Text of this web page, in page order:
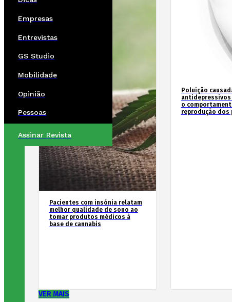
Empresas
Entrevistas
GS Studio
Mobilidade
Opinião
Pessoas
Assinar Revista
Pacientes com insónia relatam
melhor qualidade de sono ao
tomar produtos médicos à
base de cannabis
Poluição
o
reprodução dos
VER MAIS